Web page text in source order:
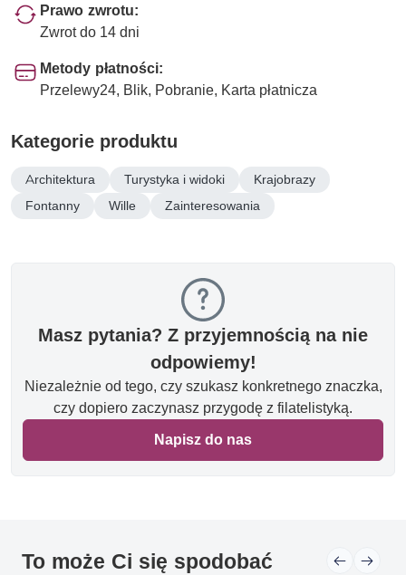
Prawo zwrotu:
Zwrot do 14 dni
Metody płatności:
Przelewy24, Blik, Pobranie, Karta płatnicza
Kategorie produktu
Architektura Turystyka i widoki
Krajobrazy
Fontanny
Wille Zainteresowania
Masz pytania? Z przyjemnością na nie
odpowiemy!
Niezależnie od tego, czy szukasz konkretnego znaczka,
czy dopiero zaczynasz przygodę z filatelistyką.
Napisz do nas
To może Ci się spodobać